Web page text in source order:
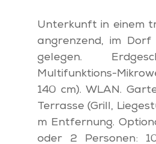
Unterkunft in einem
angrenzend, im Dorf
gelegen.
Multifunktions-
140 cm). WLAN.
Terrasse (Grill,
m Entfernung.
oder 2 Personen: